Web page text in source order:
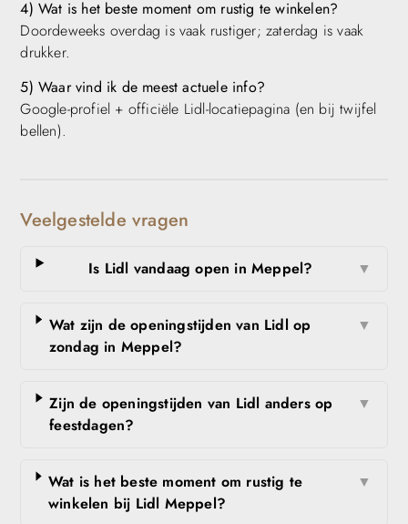
4) Wat is het beste moment om rustig te winkelen?
Doordeweeks overdag is vaak rustiger; zaterdag is vaak
drukker.
5) Waar vind ik de meest actuele info?
Google-profiel + officiële Lidl-locatiepagina (en bij twijfel
bellen).
Veelgestelde vragen
Is Lidl vandaag open in Meppel? ▼
Wat zijn de openingstijden van Lidl op
zondag in Meppel?
▼
Zijn de openingstijden van Lidl anders op
feestdagen?
▼
Wat is het beste moment om rustig te
winkelen bij Lidl Meppel?
▼